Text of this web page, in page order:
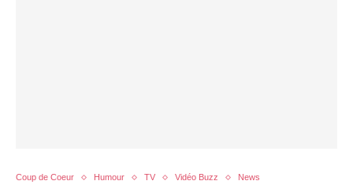
Coup de Coeur Humour TV Vidéo Buzz News